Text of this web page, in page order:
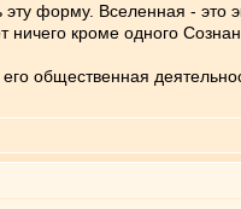
форму. Вселенная - это
кроме одного
общественная